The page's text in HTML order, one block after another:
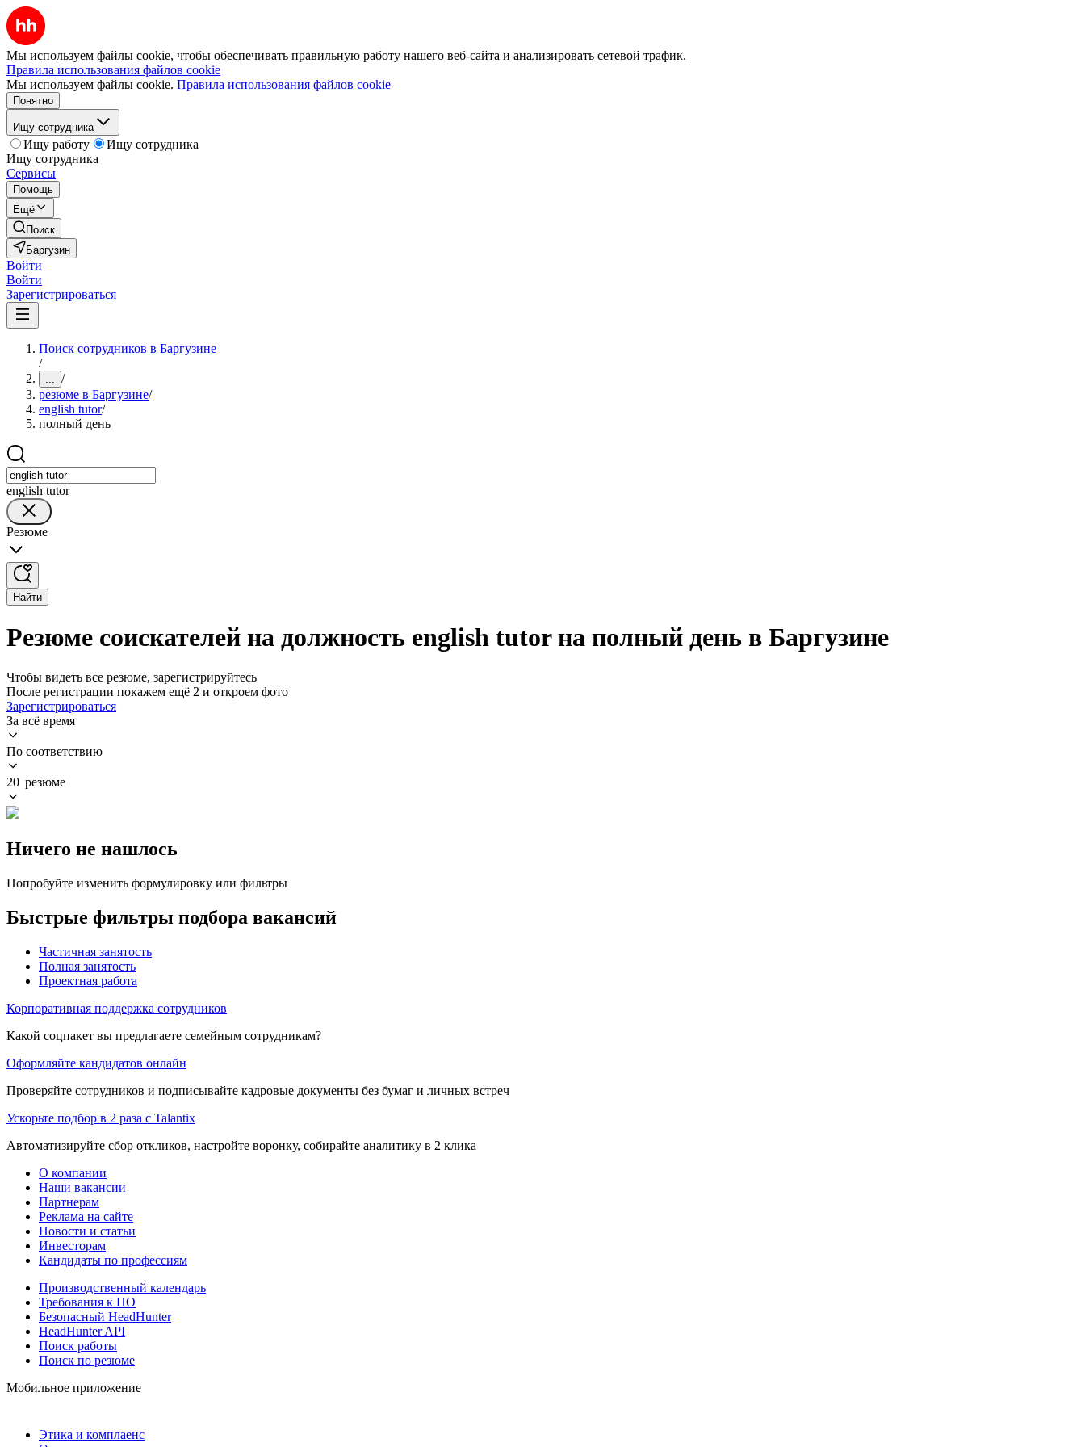
Мы используем файлы cookie, чтобы обеспечивать правильную работу нашего веб-сайта и анализировать сетевой трафик.
Правила использования файлов cookie
Мы используем файлы cookie. Правила использования файлов cookie
Понятно
Ищу сотрудника
Ищу работу
Ищу сотрудника
Ищу сотрудника
Сервисы
Помощь
Ещё
Поиск
Баргузин
Войти
Войти
Зарегистрироваться
Поиск сотрудников в Баргузине
/
... /
резюме в Баргузине/
english tutor/
полный день
english tutor
Резюме
Найти
Резюме соискателей на должность english tutor на полный день в Баргузине
Чтобы видеть все резюме, зарегистрируйтесь
После регистрации покажем ещё 2 и откроем фото
Зарегистрироваться
За всё время
По соответствию
20 резюме
Ничего не нашлось
Попробуйте изменить формулировку или фильтры
Быстрые фильтры подбора вакансий
Частичная занятость
Полная занятость
Проектная работа
Корпоративная поддержка сотрудников
Какой соцпакет вы предлагаете семейным сотрудникам?
Оформляйте кандидатов онлайн
Проверяйте сотрудников и подписывайте кадровые документы без бумаг и личных встреч
Ускорьте подбор в 2 раза с Talantix
Автоматизируйте сбор откликов, настройте воронку, собирайте аналитику в 2 клика
О компании
Наши вакансии
Партнерам
Реклама на сайте
Новости и статьи
Инвесторам
Кандидаты по профессиям
Производственный календарь
Требования к ПО
Безопасный HeadHunter
HeadHunter API
Поиск работы
Поиск по резюме
Мобильное приложение
Этика и комплаенс